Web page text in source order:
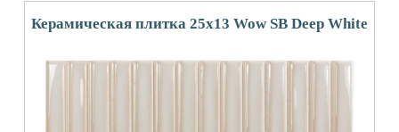
Керамическая плитка 25x13 Wow SB Deep White